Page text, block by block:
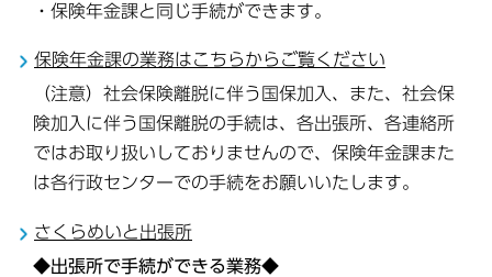
・保険年金課と同じ手続ができます。
保険年金課の業務はこちらからご覧ください
（注意）社会保険離脱に伴う国保加入、また、社会保
険加入に伴う国保離脱の手続は、各出張所、各連絡所
ではお取り扱いしておりませんので、保険年金課また
は各行政センターでの手続をお願いいたします。
さくらめいと出張所
◆出張所で手続ができる業務◆